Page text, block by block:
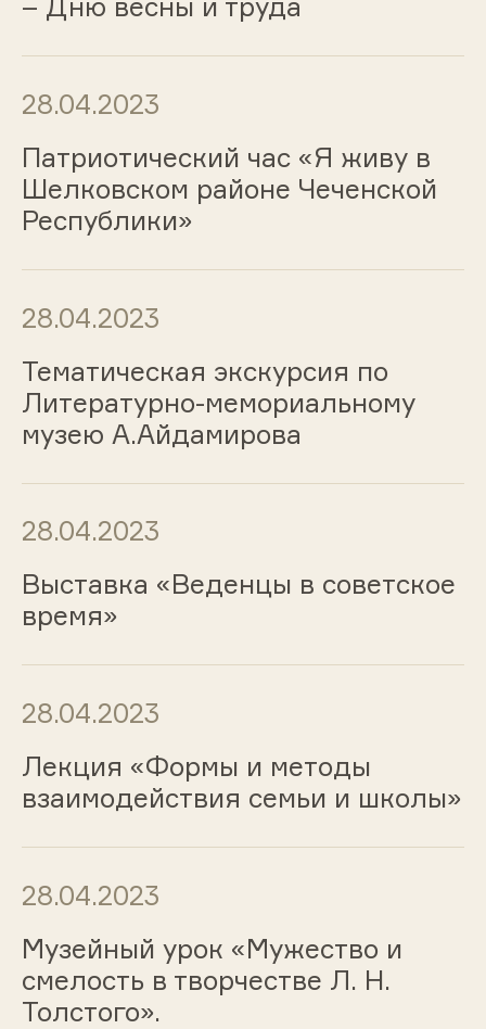
– Дню весны и труда
28.04.2023
Патриотический час «Я живу в
Шелковском районе Чеченской
Республики»
28.04.2023
Тематическая экскурсия по
Литературно-мемориальному
музею А.Айдамирова
28.04.2023
Выставка «Веденцы в советское
время»
28.04.2023
Лекция «Формы и методы
взаимодействия семьи и школы»
28.04.2023
Музейный урок «Мужество и
смелость в творчестве Л. Н.
Толстого».